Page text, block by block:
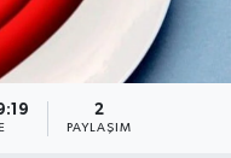
2
PAYLAŞIM